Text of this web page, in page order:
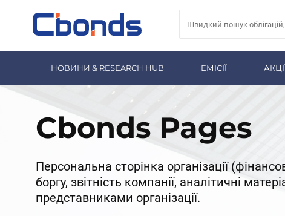
НОВИНИ & RESEARCH HUB ЕМІСІЇ
Cbonds Pages
Персональна сторінка організації
боргу, звітність компанії, аналітичні
представниками організації.